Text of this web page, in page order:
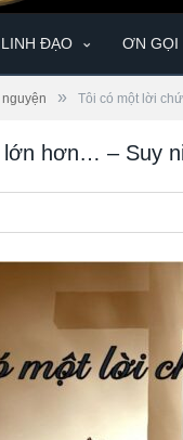
LINH ĐẠO ƠN GỌI
» Tôi có một lời
hơn… – Suy